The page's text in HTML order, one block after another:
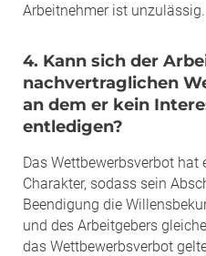
Arbeitnehmer ist unzulässig.
4. Kann sich der
nachvertraglichen
an dem er kein
entledigen?
Das Wettbewerbsverbot hat
Charakter, sodass sein
Beendigung die
und des Arbeitgebers
das Wettbewerbsverbot